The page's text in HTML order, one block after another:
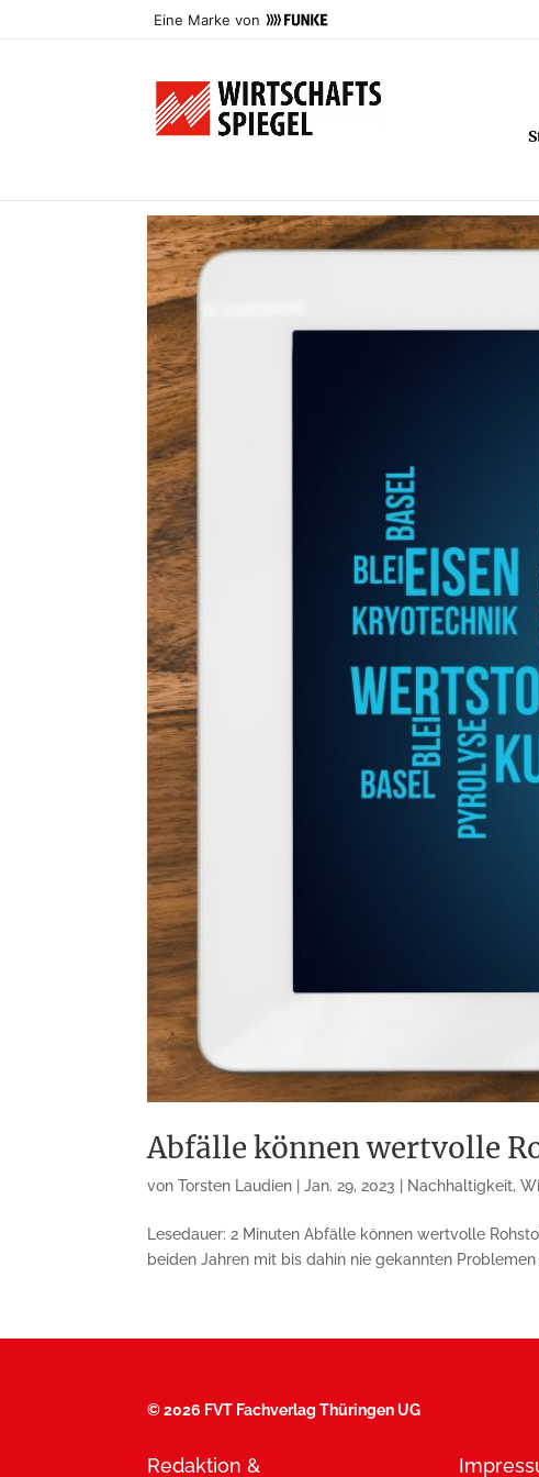
Eine Marke von
Abfälle können wertvolle
vonTorsten Laudien |Jan. 29, 2023 Nachhaltigkeit,
Lesedauer: 2 Minuten Abfälle können wertvolle
beiden Jah­ren mit bis dahin nie gekannten Pro­blemen
©2026 FVT Fachverlag Thüringen UG
Redaktion &